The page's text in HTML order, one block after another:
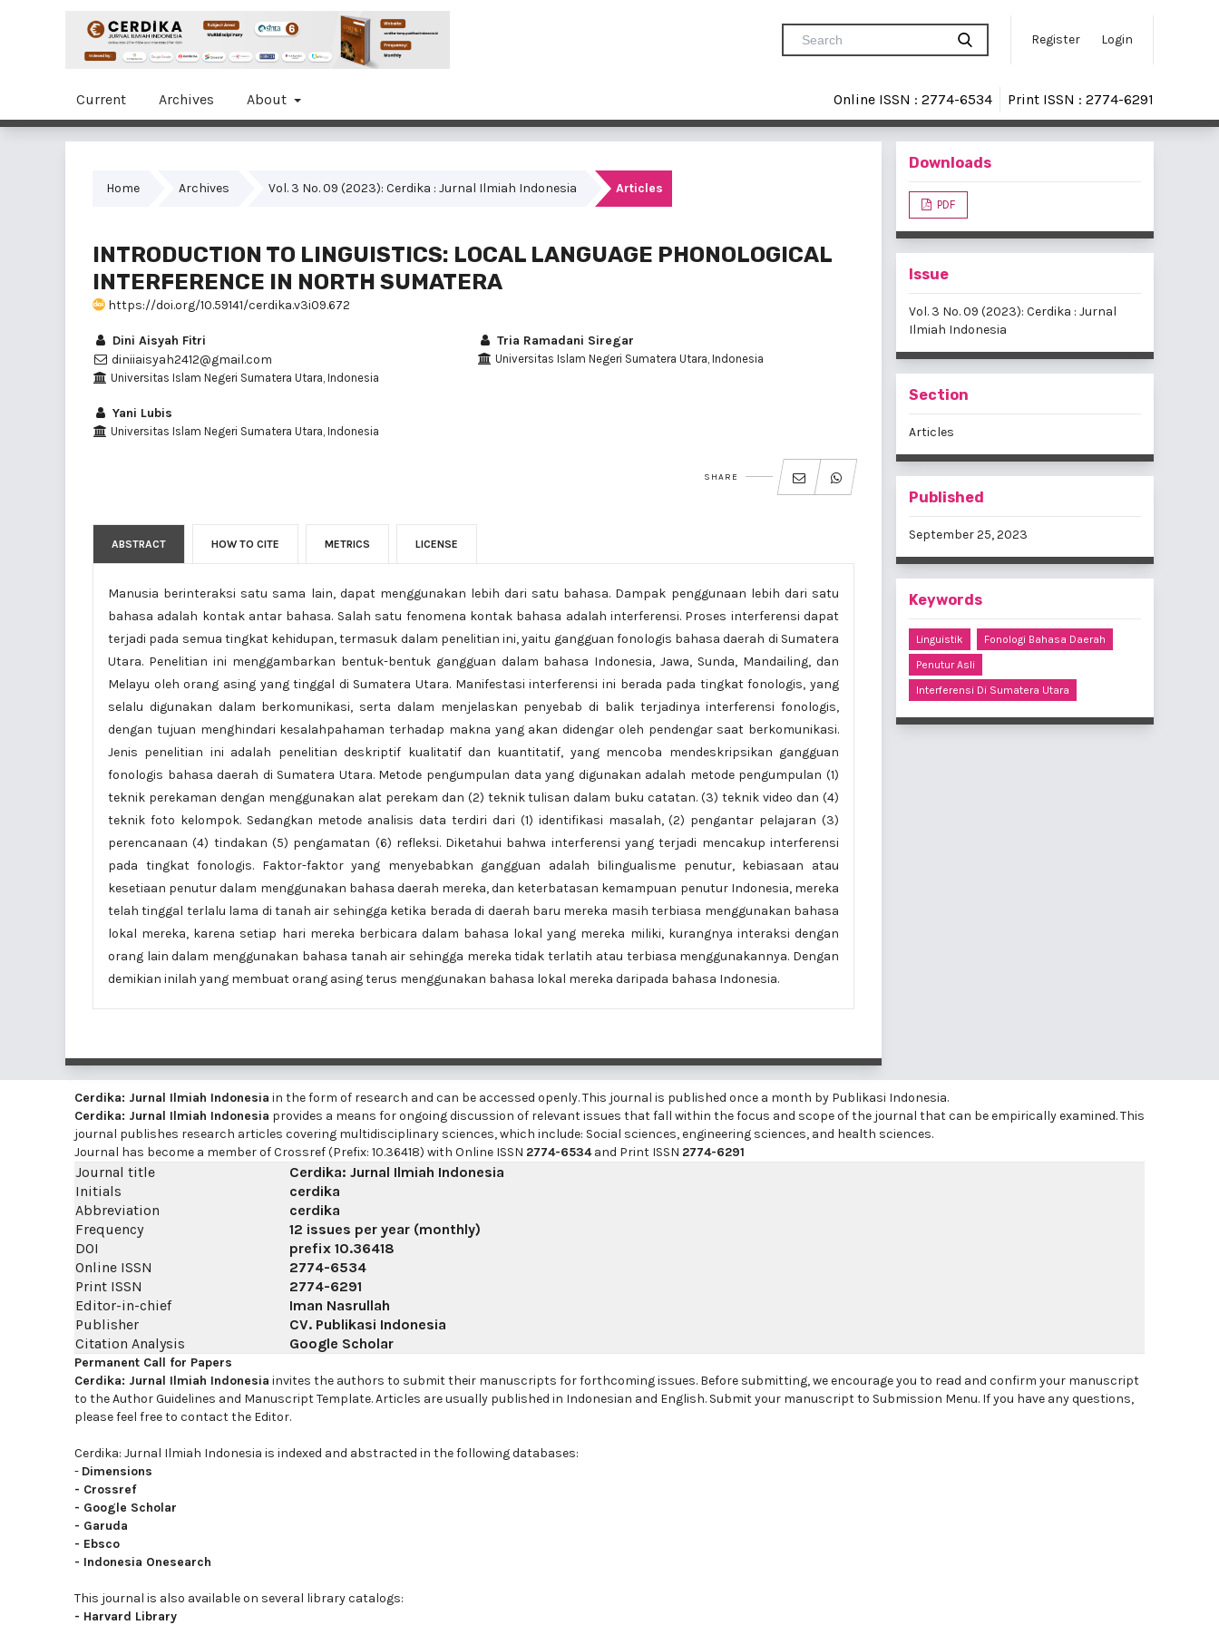
Register Login
Current Archives About Online ISSN : 2774-6534 Print ISSN : 2774-6291
Home Archives Vol. 3 No. 09 (2023): Cerdika : Jurnal Ilmiah Indonesia Articles
INTRODUCTION TO LINGUISTICS: LOCAL LANGUAGE PHONOLOGICAL
INTERFERENCE IN NORTH SUMATERA
https://doi.org/10.59141/cerdika.v3i09.672
Dini Aisyah Fitri
diniiaisyah2412@gmail.com
Universitas Islam Negeri Sumatera Utara, Indonesia
Tria Ramadani Siregar
Universitas Islam Negeri Sumatera Utara, Indonesia
Yani Lubis
Universitas Islam Negeri Sumatera Utara, Indonesia
SHARE
ABSTRACT HOW TO CITE METRICS LICENSE
Manusia berinteraksi satu sama lain, dapat menggunakan lebih dari satu bahasa. Dampak penggunaan lebih dari satu
bahasa adalah kontak antar bahasa. Salah satu fenomena kontak bahasa adalah interferensi. Proses interferensi dapat
terjadi pada semua tingkat kehidupan, termasuk dalam penelitian ini, yaitu gangguan fonologis bahasa daerah di Sumatera
Utara. Penelitian ini menggambarkan bentuk-bentuk gangguan dalam bahasa Indonesia, Jawa, Sunda, Mandailing, dan
Melayu oleh orang asing yang tinggal di Sumatera Utara. Manifestasi interferensi ini berada pada tingkat fonologis, yang
selalu digunakan dalam berkomunikasi, serta dalam menjelaskan penyebab di balik terjadinya interferensi fonologis,
dengan tujuan menghindari kesalahpahaman terhadap makna yang akan didengar oleh pendengar saat berkomunikasi.
Jenis penelitian ini adalah penelitian deskriptif kualitatif dan kuantitatif, yang mencoba mendeskripsikan gangguan
fonologis bahasa daerah di Sumatera Utara. Metode pengumpulan data yang digunakan adalah metode pengumpulan (1)
teknik perekaman dengan menggunakan alat perekam dan (2) teknik tulisan dalam buku catatan. (3) teknik video dan (4)
teknik foto kelompok. Sedangkan metode analisis data terdiri dari (1) identifikasi masalah, (2) pengantar pelajaran (3)
perencanaan (4) tindakan (5) pengamatan (6) refleksi. Diketahui bahwa interferensi yang terjadi mencakup interferensi
pada tingkat fonologis. Faktor-faktor yang menyebabkan gangguan adalah bilingualisme penutur, kebiasaan atau
kesetiaan penutur dalam menggunakan bahasa daerah mereka, dan keterbatasan kemampuan penutur Indonesia, mereka
telah tinggal terlalu lama di tanah air sehingga ketika berada di daerah baru mereka masih terbiasa menggunakan bahasa
lokal mereka, karena setiap hari mereka berbicara dalam bahasa lokal yang mereka miliki, kurangnya interaksi dengan
orang lain dalam menggunakan bahasa tanah air sehingga mereka tidak terlatih atau terbiasa menggunakannya. Dengan
demikian inilah yang membuat orang asing terus menggunakan bahasa lokal mereka daripada bahasa Indonesia.
Downloads
PDF
Issue
Vol. 3 No. 09 (2023): Cerdika : Jurnal
Ilmiah Indonesia
Section
Articles
Published
September 25, 2023
Keywords
Linguistik
Fonologi Bahasa Daerah
Penutur Asli
Interferensi Di Sumatera Utara
Cerdika: Jurnal Ilmiah Indonesia in the form of research and can be accessed openly. This journal is published once a month by Publikasi Indonesia.
Cerdika: Jurnal Ilmiah Indonesia provides a means for ongoing discussion of relevant issues that fall within the focus and scope of the journal that can be empirically examined. This
journal publishes research articles covering multidisciplinary sciences, which include: Social sciences, engineering sciences, and health sciences.
Journal has become a member of Crossref (Prefix: 10.36418) with Online ISSN 2774-6534and Print ISSN 2774-6291
Journal title
Cerdika: Jurnal Ilmiah Indonesia
Initials
cerdika
Abbreviation
cerdika
Frequency
12 issues per year (monthly)
DOI
prefix 10.36418
Online ISSN
2774-6534
Print ISSN
2774-6291
Editor-in-chief
Iman Nasrullah
Publisher
CV. Publikasi Indonesia
Citation Analysis
Google Scholar
Permanent Call for Papers
Cerdika: Jurnal Ilmiah Indonesia invites the authors to submit their manuscripts for forthcoming issues. Before submitting, we encourage you to read and confirm your manuscript
to the Author Guidelines and Manuscript Template. Articles are usually published in Indonesian and English. Submit your manuscript to Submission Menu. If you have any questions,
please feel free to contact the Editor.
Cerdika: Jurnal Ilmiah Indonesia is indexed and abstracted in the following databases:
- Dimensions
- Crossref
- Google Scholar
- Garuda
- Ebsco
- Indonesia Onesearch
This journal is also available on several library catalogs:
- Harvard Library